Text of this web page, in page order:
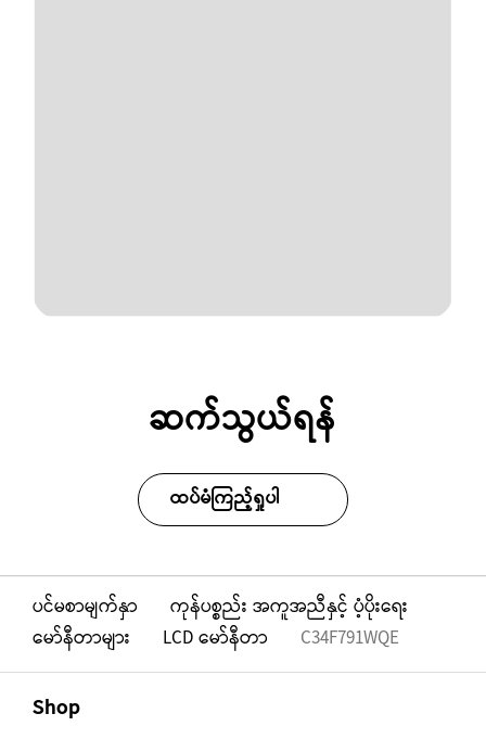
ဆက်သွယ်ရန်
ထပ်မံကြည့်ရှုပါ
ပင်မစာမျက်နှာ
ကုန်ပစ္စည်း အကူအညီနှင့် ပံ့ပိုးရေး
မော်နီတာများ
LCD မော်နီတာ C34F791WQE
Shop